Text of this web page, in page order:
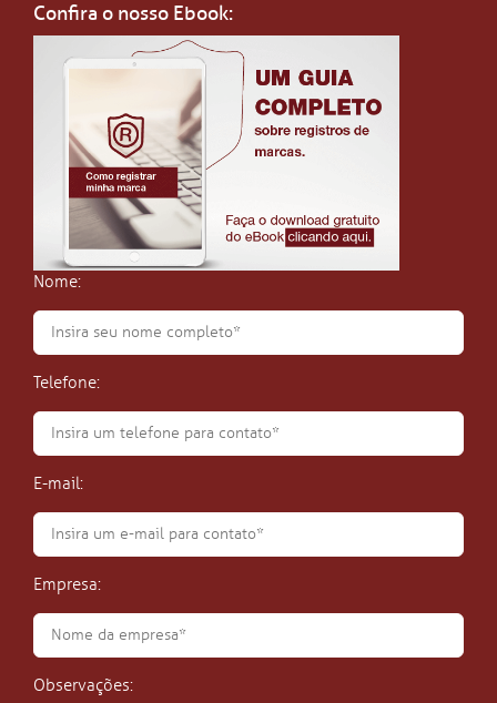
Confira o nosso Ebook:
Nome:
Telefone:
E-mail:
Empresa:
Observações: